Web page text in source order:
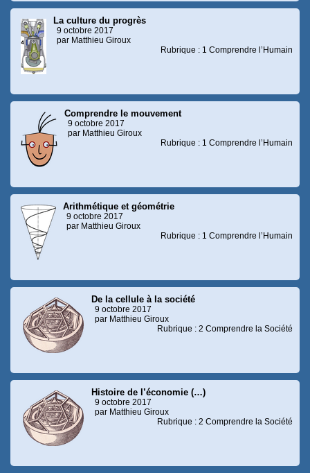
La culture du progrès
9 octobre 2017
par Matthieu Giroux
Rubrique : 1 Comprendre l’Humain
Comprendre le mouvement
9 octobre 2017
par Matthieu Giroux
Rubrique : 1 Comprendre l’Humain
Arithmétique et géométrie
9 octobre 2017
par Matthieu Giroux
Rubrique : 1 Comprendre l’Humain
De la cellule à la société
9 octobre 2017
par Matthieu Giroux
Rubrique : 2 Comprendre la Société
Histoire de l’économie (…)
9 octobre 2017
par Matthieu Giroux
Rubrique : 2 Comprendre la Société